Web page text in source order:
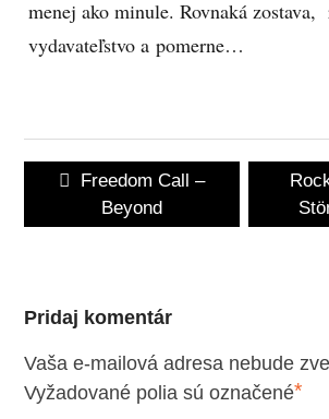
menej ako minule. Rovnaká zostava,
vydavateľstvo a pomerne…
Navigácia
článku
Previous
post:
Freedom Call –
Beyond
Next
post:
Pridaj komentár
Vaša e-mailová adresa nebude
Vyžadované polia sú označené*